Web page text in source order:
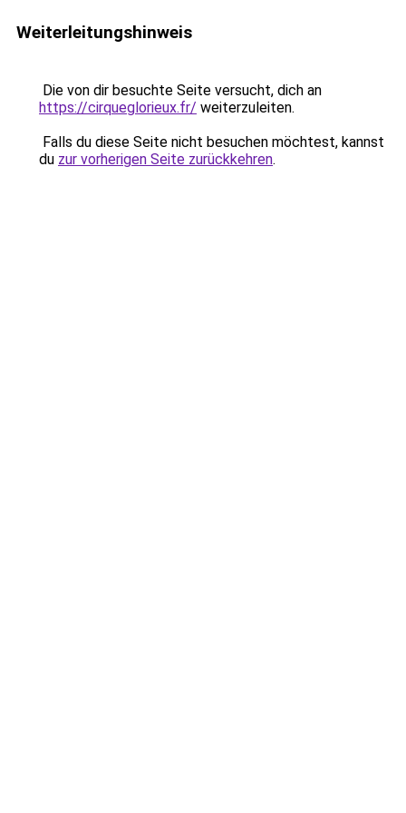
Weiterleitungshinweis
Die von dir besuchte Seite versucht, dich an
https://cirqueglorieux.fr/ weiterzuleiten.
Falls du diese Seite nicht besuchen möchtest, kannst
du zur vorherigen Seite zurückkehren.